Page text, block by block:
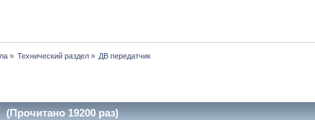
» Технический раздел » ДВ передатчик
19200 раз)